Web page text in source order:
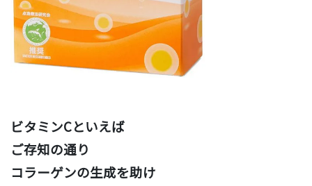
ビタミンCといえば
ご存知の通り
コラーゲンの生成を助け